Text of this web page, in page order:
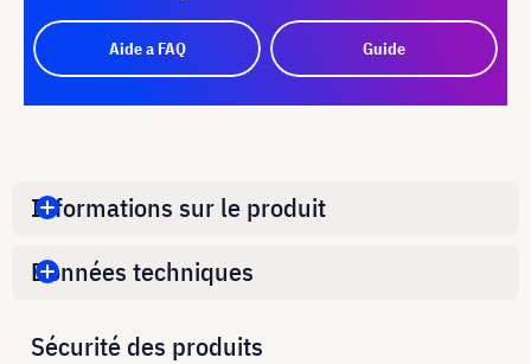
Aide a FAQ Guide
Informations sur le produit
Données techniques
Sécurité des produits